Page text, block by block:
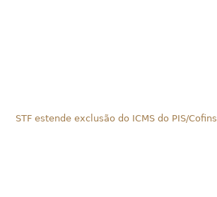
STF estende exclusão do ICMS do PIS/Cofins